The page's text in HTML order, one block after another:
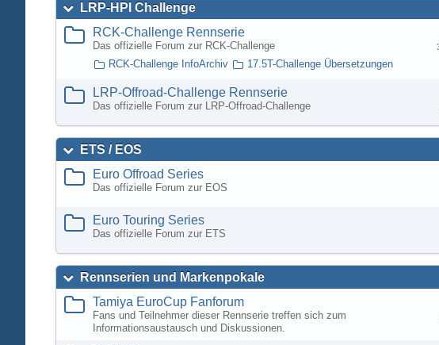
LRP-HPI Challenge
RCK-Challenge Rennserie
Das offizielle Forum zur RCK-Challenge
RCK-Challenge InfoArchiv 17.5T-Challenge Übersetzungen
LRP-Offroad-Challenge Rennserie
Das offizielle Forum zur LRP-Offroad-Challenge
ETS / EOS
Euro Offroad Series
Das offizielle Forum zur EOS
Euro Touring Series
Das offizielle Forum zur ETS
Rennserien und Markenpokale
Tamiya EuroCup Fanforum
Fans und Teilnehmer dieser Rennserie treffen sich zum
Informationsaustausch und Diskussionen.